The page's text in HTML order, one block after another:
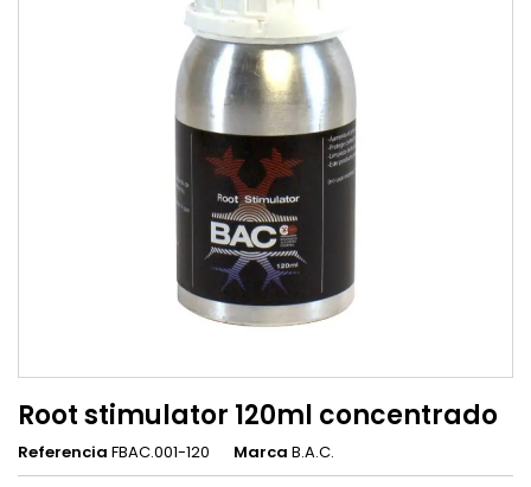
Root stimulator 120ml concentrado
Referencia FBAC.001-120 Marca B.A.C.